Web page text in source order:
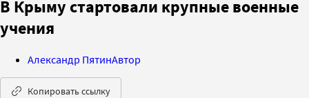
В Крыму стартовали крупные военные
учения
Александр ПятинАвтор
Копировать ссылку